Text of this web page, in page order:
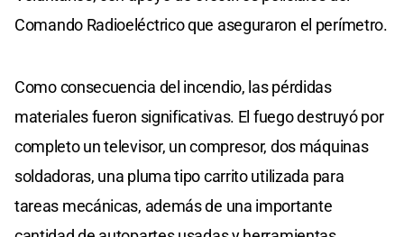
Comando Radioeléctrico que aseguraron el perímetro.
Como consecuencia del incendio, las pérdidas
materiales fueron significativas. El fuego destruyó por
completo un televisor, un compresor, dos máquinas
soldadoras, una pluma tipo carrito utilizada para
tareas mecánicas, además de una importante